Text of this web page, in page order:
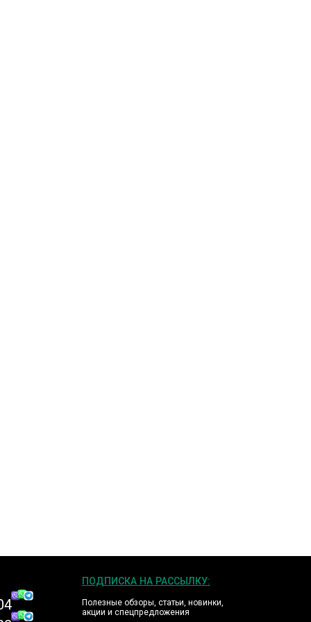
ПОДПИСКА НА РАССЫЛКУ:
Полезные обзоры, статьи, новинки,
акции и спецпредложения